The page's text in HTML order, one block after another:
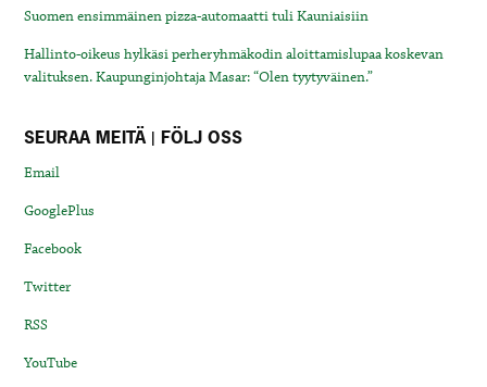
Suomen ensimmäinen pizza-automaatti tuli Kauniaisiin
Hallinto-oikeus hylkäsi perheryhmäkodin aloittamislupaa koskevan
valituksen. Kaupunginjohtaja Masar: “Olen tyytyväinen.”
SEURAA MEITÄ | FÖLJ OSS
Email
GooglePlus
Facebook
Twitter
RSS
YouTube